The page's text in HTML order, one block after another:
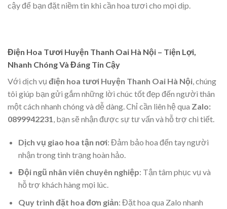
cậy để bạn đặt niềm tin khi cần hoa tươi cho mọi dịp.
Điện Hoa Tươi Huyện Thanh Oai Hà Nội – Tiện Lợi,
Nhanh Chóng Và Đáng Tin Cậy
Với dịch vụ điện hoa tươi Huyện Thanh Oai Hà Nội , chúng
tôi giúp bạn gửi gắm những lời chúc tốt đẹp đến người thân
một cách nhanh chóng và dễ dàng. Chỉ cần liên hệ qua Zalo:
0899942231 , bạn sẽ nhận được sự tư vấn và hỗ trợ chi tiết.
Dịch vụ giao hoa tận nơi: Đảm bảo hoa đến tay người
nhận trong tình trạng hoàn hảo.
Đội ngũ nhân viên chuyên nghiệp: Tận tâm phục vụ và
hỗ trợ khách hàng mọi lúc.
Quy trình đặt hoa đơn giản: Đặt hoa qua Zalo nhanh